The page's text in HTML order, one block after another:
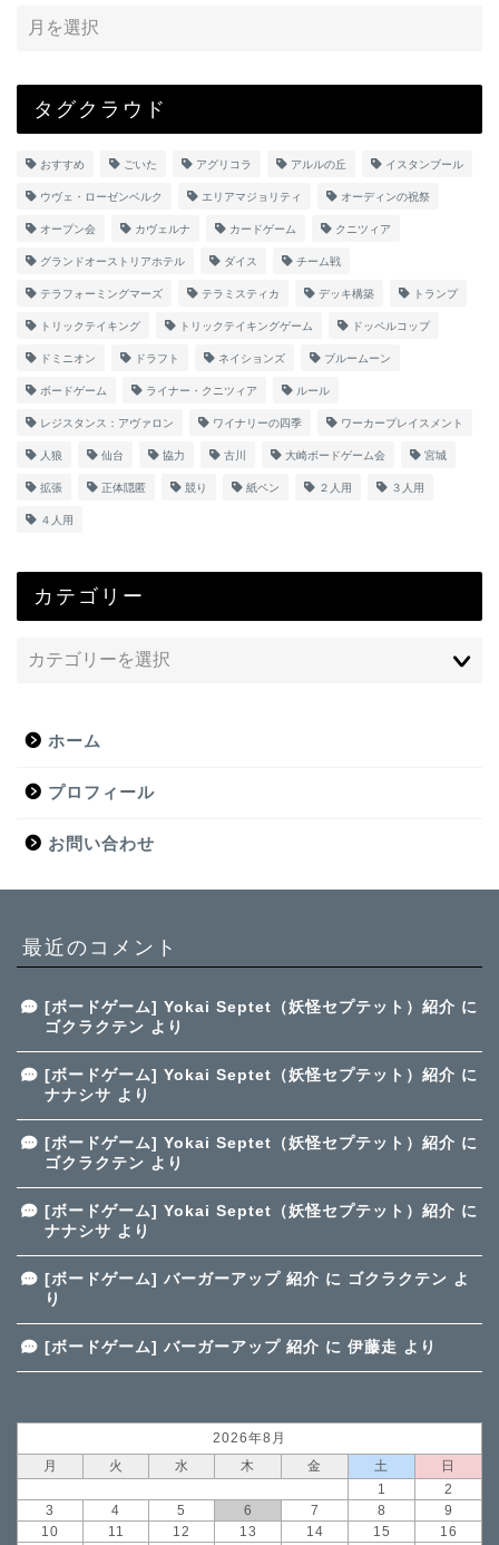
タグクラウド
おすすめ ごいた アグリコラ アルルの丘 イスタンブール
ウヴェ・ローゼンベルク エリアマジョリティ オーディンの祝祭
オープン会 カヴェルナ カードゲーム クニツィア
グランドオーストリアホテル ダイス チーム戦
テラフォーミングマーズ テラミスティカ デッキ構築 トランプ
トリックテイキング トリックテイキングゲーム ドッペルコップ
ドミニオン ドラフト ネイションズ ブルームーン
ボードゲーム ライナー・クニツィア ルール
レジスタンス：アヴァロン ワイナリーの四季 ワーカープレイスメント
人狼 仙台 協力 古川 大崎ボードゲーム会 宮城
拡張 正体隠匿 競り 紙ペン ２人用 ３人用
４人用
カテゴリー
ホーム
プロフィール
お問い合わせ
最近のコメント
[ボードゲーム] Yokai Septet（妖怪セプテット）紹介 に
ゴクラクテン より
[ボードゲーム] Yokai Septet（妖怪セプテット）紹介 に
ナナシサ より
[ボードゲーム] Yokai Septet（妖怪セプテット）紹介 に
ゴクラクテン より
[ボードゲーム] Yokai Septet（妖怪セプテット）紹介 に
ナナシサ より
[ボードゲーム] バーガーアップ 紹介 に ゴクラクテン よ
り
[ボードゲーム] バーガーアップ 紹介 に 伊藤走 より
2026年8月
月
火 水 木 金 土
日
1
2
3
4 5 6 7 8
9
10
11 12 13 14 15 16